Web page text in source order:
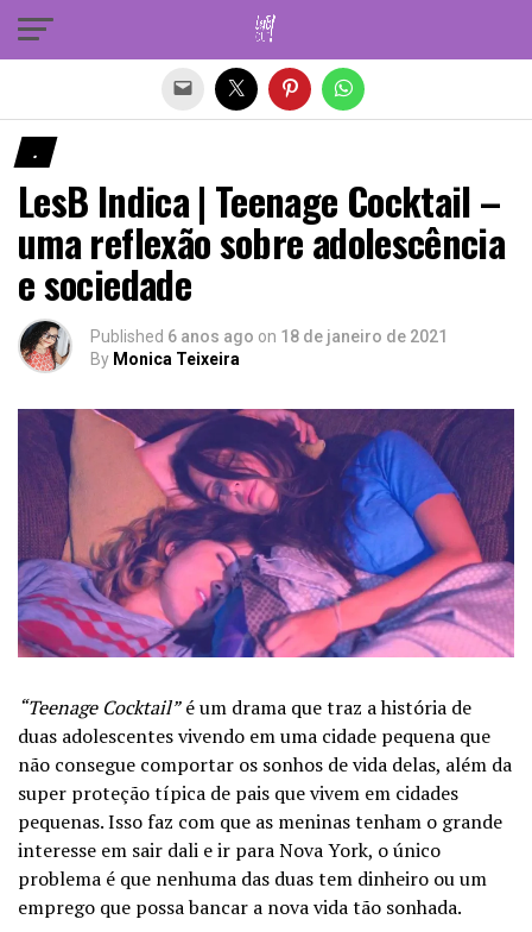
.
LesB Indica | Teenage Cocktail –
uma reflexão sobre adolescência
e sociedade
Published 6 anos ago on 18 de janeiro de 2021
By Monica Teixeira
“Teenage Cocktail”é um drama que traz a história de
duas adolescentes vivendo em uma cidade pequena que
não consegue comportar os sonhos de vida delas, além da
super proteção típica de pais que vivem em cidades
pequenas. Isso faz com que as meninas tenham o grande
interesse em sair dali e ir para Nova York, o único
problema é que nenhuma das duas tem dinheiro ou um
emprego que possa bancar a nova vida tão sonhada.
Sair da versão mobile